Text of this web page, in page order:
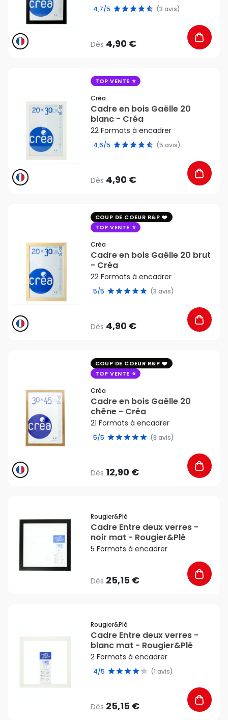
4,7/5 (3 avis)
Dès 4,90 €
TOP VENTE
Créa
Cadre en bois Gaëlle 20
blanc - Créa
22 Formats à encadrer
4,6/5 (5 avis)
Dès 4,90 €
COUP DE COEUR R&P
TOP VENTE
Créa
Cadre en bois Gaëlle 20 brut
- Créa
22 Formats à encadrer
5/5 (3 avis)
Dès 4,90 €
COUP DE COEUR R&P
TOP VENTE
Créa
Cadre en bois Gaëlle 20
chêne - Créa
21 Formats à encadrer
5/5 (3 avis)
Dès 12,90 €
Rougier&plé
Cadre Entre deux verres -
noir mat - Rougier&Plé
5 Formats à encadrer
Dès 25,15 €
Rougier&plé
Cadre Entre deux verres -
blanc mat - Rougier&Plé
2 Formats à encadrer
4/5 (1 avis)
Dès 25,15 €